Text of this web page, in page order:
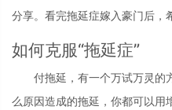
分享。看完拖延症嫁入豪门后，
如何克服“拖延症”
付拖延，有一个万试万灵的
么原因造成的拖延，你都可以用